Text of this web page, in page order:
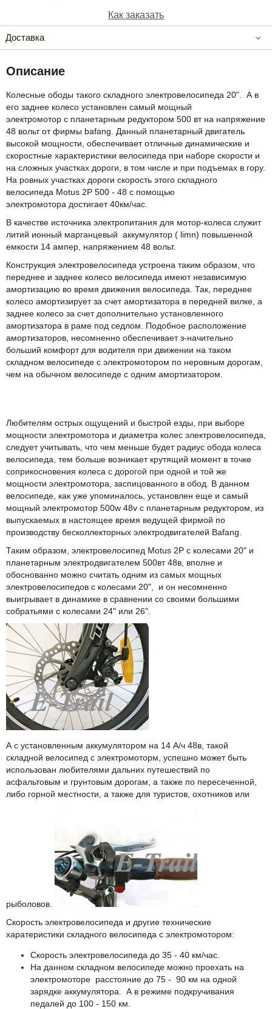
Как заказать
Доставка
Описание
Колесные ободы такого складного электровелосипеда 20". А в
его заднее колесо установлен самый мощный
электромотор с планетарным редуктором 500 вт на напряжение
48 вольт от фирмы bafang. Данный планетарный двигатель
высокой мощности, обеспечивает отличные динамические и
скоростные характеристики велосипеда при наборе скорости и
на сложных участках дороги, в том числе и при подъемах в гору.
На ровных участках дороги скорость этого складного
велосипеда Motus 2P 500 - 48 с помощью
электромотора достигает 40км/час.
В качестве источника электропитания для мотор-колеса служит
литий ионный марганцевый аккумулятор ( limn) повышенной
емкости 14 ампер, напряжением 48 вольт.
Конструкция электровелосипеда устроена таким образом, что
переднее и заднее колесо велосипеда имеют независимую
амортизацию во время движения велосипеда. Так, переднее
колесо амортизирует за счет амортизатора в передней вилке, а
заднее колесо за счет дополнительно установленного
амортизатора в раме под седлом. Подобное расположение
амортизаторов, несомненно обеспечивает з-начительно
больший комфорт для водителя при движении на таком
складном велосипеде с электромотором по неровным дорогам,
чем на обычном велосипеде с одним амортизатором.
Любителям острых ощущений и быстрой езды, при выборе
мощности электромотора и диаметра колес электровелосипеда,
следует учитывать, что чем меньше будет радиус обода колеса
велосипеда, тем больше возникает крутящий момент в точке
соприкосновения колеса с дорогой при одной и той же
мощности электромотора, заспицованного в обод. В данном
велосипеде, как уже упоминалось, установлен еще и самый
мощный электромотор 500w 48v с планетарным редуктором, из
выпускаемых в настоящее время ведущей фирмой по
производству бесколлекторных электродвигателей Bafang.
Таким образом, электровелосипед Motus 2P с колесами 20" и
планетарным электродвигателем 500вт 48в, вполне и
обоснованно можно считать одним из самых мощных
электровелосипедов с колесами 20", и он несомненно
выигрывает в динамике в сравнении со своими большими
собратьями с колесами 24" или 26".
А с установленным аккумулятором на 14 А/ч 48в, такой
складной велосипед с электромоторм, успешно может быть
использован любителями дальних путешествий по
асфальтовым и грунтовым дорогам, а также по пересеченной,
либо горной местности, а также для туристов, охотников или
рыболовов.
Скорость электровелосипеда и другие технические
харатеристики складного велосипеда с электромотором:
Скорость электровелосипеда до 35 - 40 км/час.
На данном складном велосипеде можно проехать на
электромоторе расстояние до 75 - 90 км на одной
зарядке аккумулятора. А в режиме подкручивания
педалей до 100 - 150 км.